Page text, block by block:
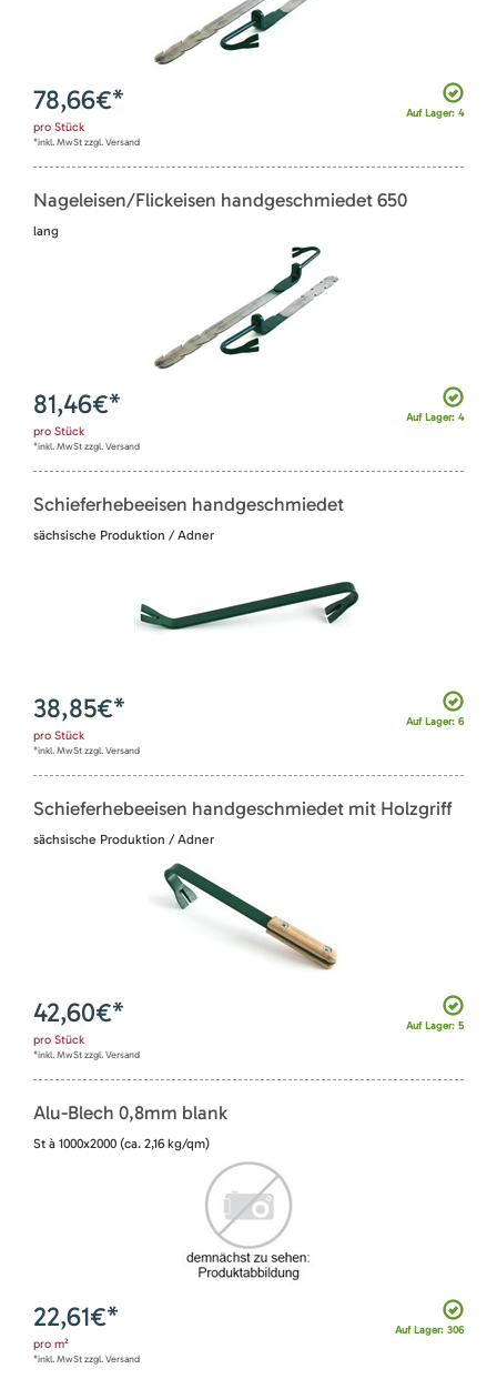
Auf Lager: 4
78,66€*
pro Stück
*inkl. MwSt zzgl. Versand
Nageleisen/Flickeisen handgeschmiedet 650
lang
Auf Lager: 4
81,46€*
pro Stück
*inkl. MwSt zzgl. Versand
Schieferhebeeisen handgeschmiedet
sächsische Produktion / Adner
Auf Lager: 6
38,85€*
pro Stück
*inkl. MwSt zzgl. Versand
Schieferhebeeisen handgeschmiedet mit Holzgriff
sächsische Produktion / Adner
Auf Lager: 5
42,60€*
pro Stück
*inkl. MwSt zzgl. Versand
Alu-Blech 0,8mm blank
St à 1000x2000 (ca. 2,16 kg/qm)
Auf Lager: 306
22,61€*
pro m²
*inkl. MwSt zzgl. Versand